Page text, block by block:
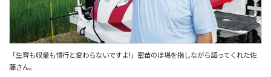
「生育も収量も慣行と変わらないですよ!」密苗のほ場を指しながら語ってくれた佐
藤さん。